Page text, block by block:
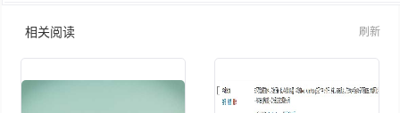
相关阅读 刷新